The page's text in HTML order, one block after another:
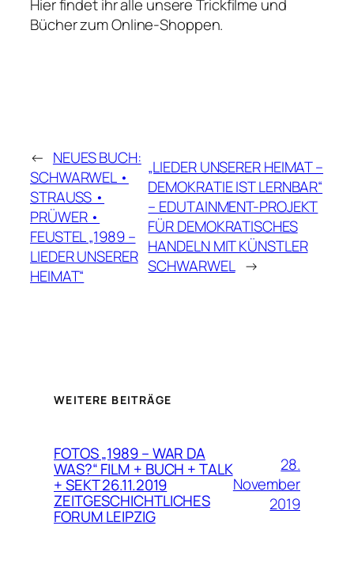
Hier findet ihr alle unsere Trickfilme und
Bücher zum Online-Shoppen.
← NEUES BUCH:
SCHWARWEL •
STRAUSS •
PRÜWER •
FEUSTEL „1989 –
LIEDER UNSERER
HEIMAT“
„LIEDER UNSERER HEIMAT –
DEMOKRATIE IST LERNBAR“
– EDUTAINMENT-PROJEKT
FÜR DEMOKRATISCHES
HANDELN MIT KÜNSTLER
SCHWARWEL →
WEITERE BEITRÄGE
FOTOS „1989 – WAR DA
WAS?“ FILM + BUCH + TALK
+ SEKT 26.11.2019
ZEITGESCHICHTLICHES
FORUM LEIPZIG
28.
November
2019